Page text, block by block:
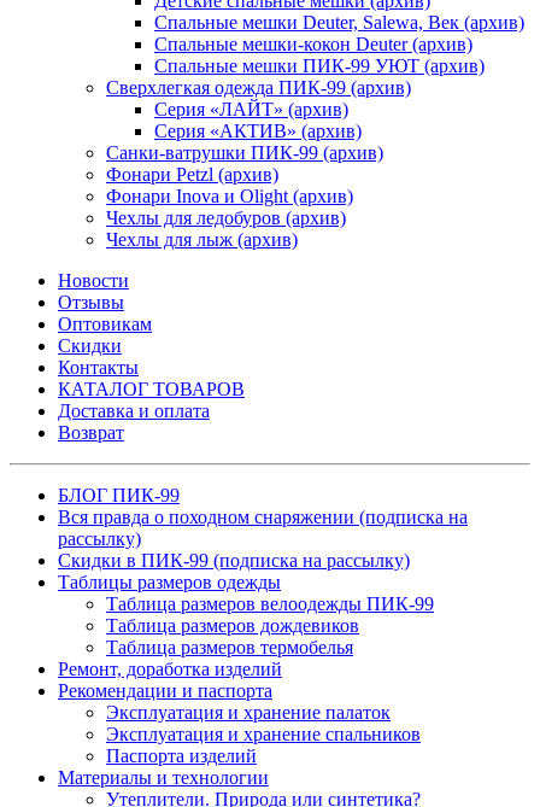
Спальные мешки Deuter, Salewa, Век (архив)
Спальные мешки-кокон Deuter (архив)
Спальные мешки ПИК-99 УЮТ (архив)
Сверхлегкая одежда ПИК-99 (архив)
Серия «ЛАЙТ» (архив)
Серия «АКТИВ» (архив)
Санки-ватрушки ПИК-99 (архив)
Фонари Petzl (архив)
Фонари Inova и Olight (архив)
Чехлы для ледобуров (архив)
Чехлы для лыж (архив)
Новости
Отзывы
Оптовикам
Скидки
Контакты
КАТАЛОГ ТОВАРОВ
Доставка и оплата
Возврат
БЛОГ ПИК-99
Вся правда о походном снаряжении (подписка на
рассылку)
Скидки в ПИК-99 (подписка на рассылку)
Таблицы размеров одежды
Таблица размеров велоодежды ПИК-99
Таблица размеров дождевиков
Таблица размеров термобелья
Ремонт, доработка изделий
Рекомендации и паспорта
Эксплуатация и хранение палаток
Эксплуатация и хранение спальников
Паспорта изделий
Материалы и технологии
Утеплители. Природа или синтетика?